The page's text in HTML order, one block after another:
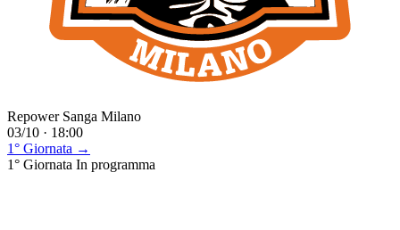
Repower Sanga Milano
03/10 · 18:00
1° Giornata →
1° Giornata In programma